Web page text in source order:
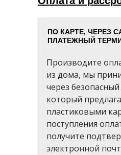
ПО КАРТЕ, ЧЕРЕЗ
ПЛАТЕЖНЫЙ
Производите
из дома, мы
через
который
пластиковыми
поступления
получите
электронной